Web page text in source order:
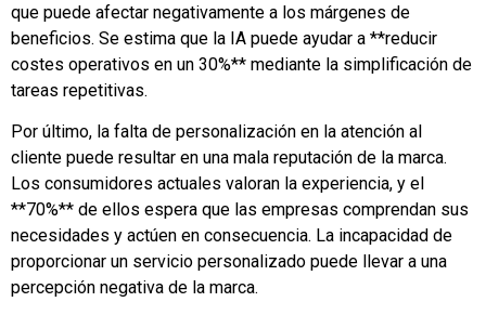
que puede afectar negativamente a los márgenes de
beneficios. Se estima que la IA puede ayudar a **reducir
costes operativos en un 30%** mediante la simplificación de
tareas repetitivas.
Por último, la falta de personalización en la atención al
cliente puede resultar en una mala reputación de la marca.
Los consumidores actuales valoran la experiencia, y el
**70%** de ellos espera que las empresas comprendan sus
necesidades y actúen en consecuencia. La incapacidad de
proporcionar un servicio personalizado puede llevar a una
percepción negativa de la marca.